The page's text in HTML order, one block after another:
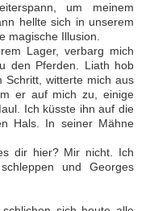
um meinem
hellte sich in unserem
magische Illusion.
Lager, verbarg mich
den Pferden. Liath hob
witterte mich aus
er auf mich zu, einige
Ich küsste ihn auf die
Hals. In seiner Mähne
dir hier? Mir nicht. Ich
und Georges